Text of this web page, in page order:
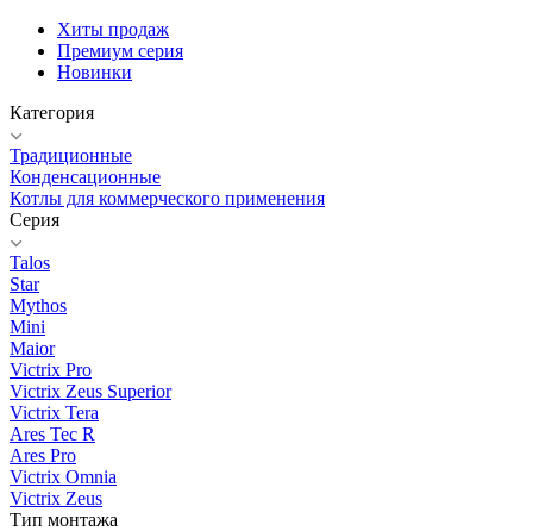
Хиты продаж
Премиум серия
Новинки
Категория
Традиционные
Конденсационные
Котлы для коммерческого применения
Серия
Talos
Star
Mythos
Mini
Maior
Victrix Pro
Victrix Zeus Superior
Victrix Tera
Ares Tec R
Ares Pro
Victrix Omnia
Victrix Zeus
Тип монтажа